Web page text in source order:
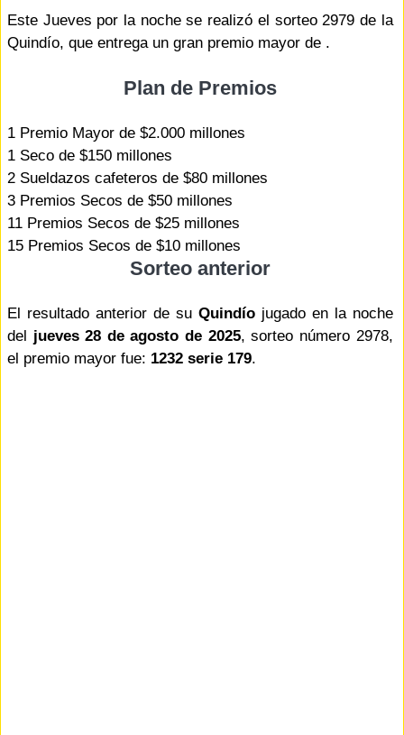
Este Jueves por la noche se realizó el sorteo 2979 de la
Quindío, que entrega un gran premio mayor de .
Plan de Premios
1 Premio Mayor de $2.000 millones
1 Seco de $150 millones
2 Sueldazos cafeteros de $80 millones
3 Premios Secos de $50 millones
11 Premios Secos de $25 millones
15 Premios Secos de $10 millones
Sorteo anterior
El resultado anterior de su Quindíojugado en la noche
del jueves 28 de agosto de 2025, sorteo número 2978,
el premio mayor fue: 1232 serie 179.